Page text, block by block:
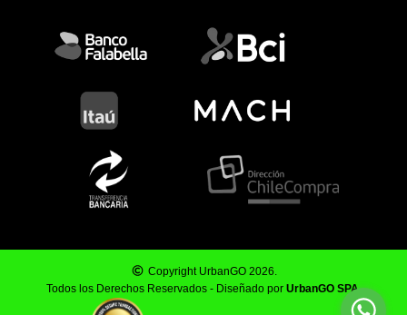
Copyright UrbanGO 2026.
Todos los Derechos Reservados - Diseñado por UrbanGO SPA.